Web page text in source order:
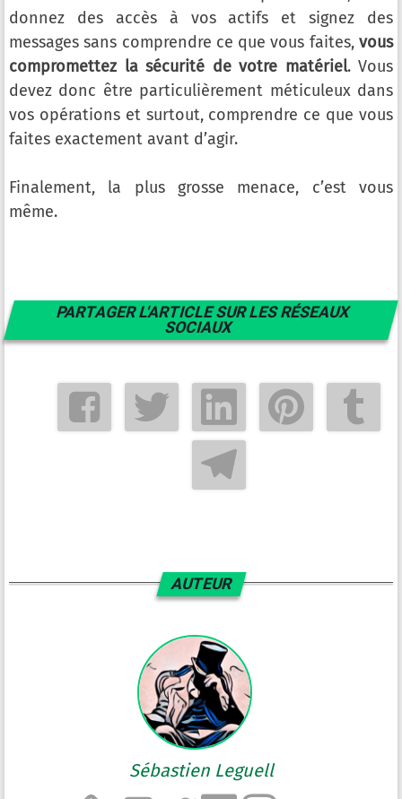
donnez des accès à vos actifs et signez des
messages sans comprendre ce que vous faites, vous
compromettez la sécurité de votre matériel. Vous
devez donc être particulièrement méticuleux dans
vos opérations et surtout, comprendre ce que vous
faites exactement avant d’agir.
Finalement, la plus grosse menace, c’est vous
même.
PARTAGER L'ARTICLE SUR LES RÉSEAUX
SOCIAUX
AUTEUR
Sébastien Leguell